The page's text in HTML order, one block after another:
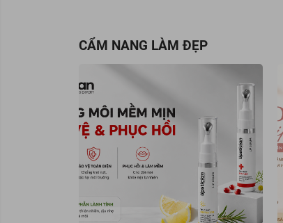
CẨM NANG LÀM ĐẸP